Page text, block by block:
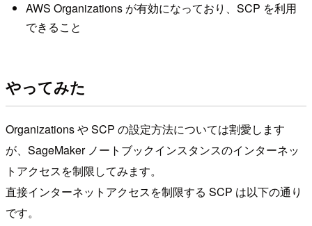
AWS Organizations が有効になっており、SCP を利用
できること
やってみた
Organizations や SCP の設定方法については割愛します
が、SageMaker ノートブックインスタンスのインターネッ
トアクセスを制限してみます。
直接インターネットアクセスを制限する SCP は以下の通り
です。